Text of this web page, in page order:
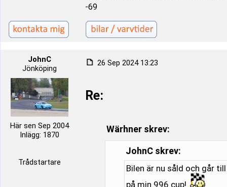
-69
JohnC
Jönköping
Här sen Sep 2004
Inlägg: 1870
Trådstartare
26 Sep 2024 13:23
Re:
Wärhner skrev:
JohnC skrev:
Bilen är nu såld och går
på min 996 cup!